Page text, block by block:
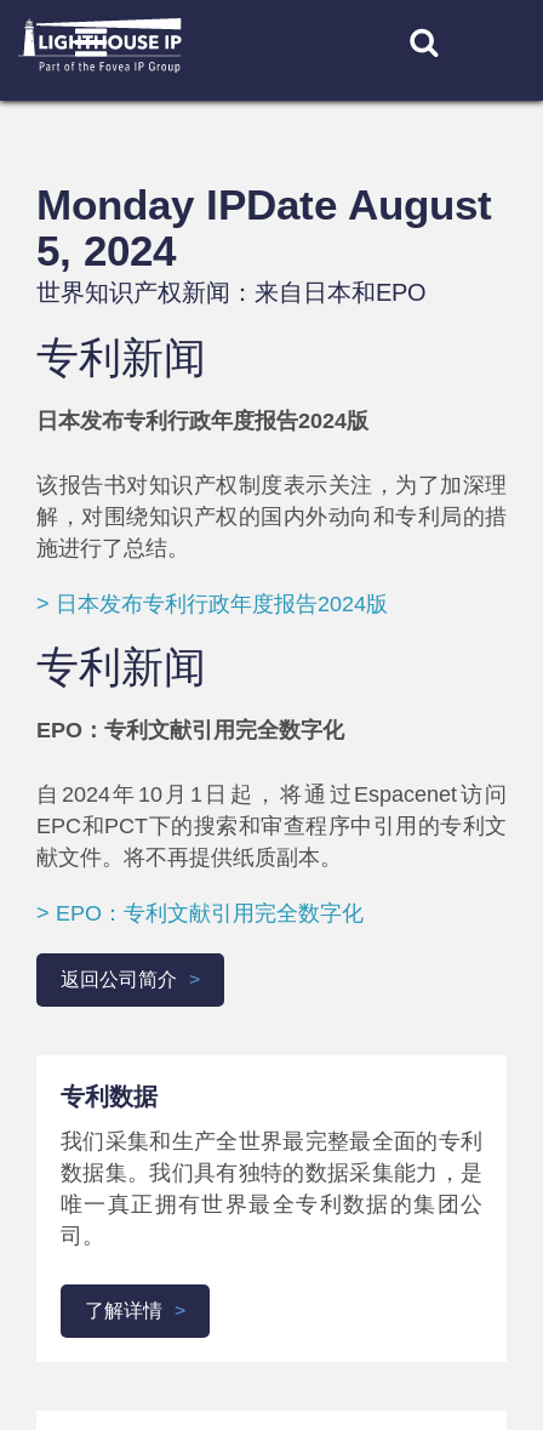
content
Monday IPDate August
5, 2024
世界知识产权新闻：来自日本和EPO
专利新闻
日本发布专利行政年度报告2024版
该报告书对知识产权制度表示关注，为了加深理
解，对围绕知识产权的国内外动向和专利局的措
施进行了总结。
> 日本发布专利行政年度报告2024版
专利新闻
EPO：专利文献引用完全数字化
自2024年10月1日起，将通过Espacenet访问
EPC和PCT下的搜索和审查程序中引用的专利文
献文件。将不再提供纸质副本。
> EPO：专利文献引用完全数字化
返回公司简介
专利数据
我们采集和生产全世界最完整最全面的专利
数据集。我们具有独特的数据采集能力，是
唯一真正拥有世界最全专利数据的集团公
司。
了解详情